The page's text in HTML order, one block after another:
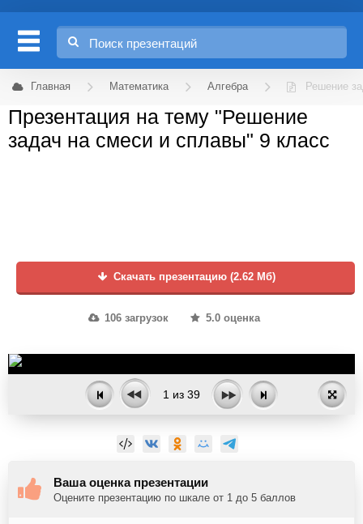
Главная Математика Алгебра Решение
Презентация на тему "Решение
задач на смеси и сплавы" 9 класс
Скачать презентацию (2.62 Мб)
106 загрузок 5.0 оценка
1 из 39
Ваша оценка презентации
Оцените презентацию по шкале от 1 до 5 баллов